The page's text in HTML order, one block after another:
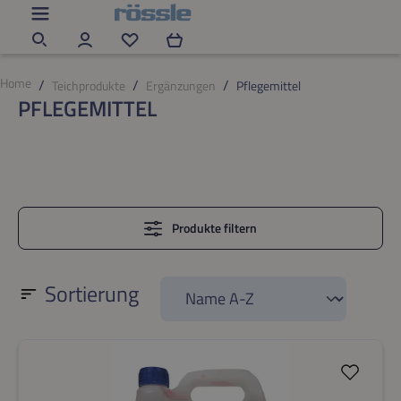
Zum Hauptinhalt springen
Du hast 0 Produkte auf dem Merkzettel
Home
Teichprodukte Ergänzungen Pflegemittel
PFLEGEMITTEL
Produkte filtern
Sortierung